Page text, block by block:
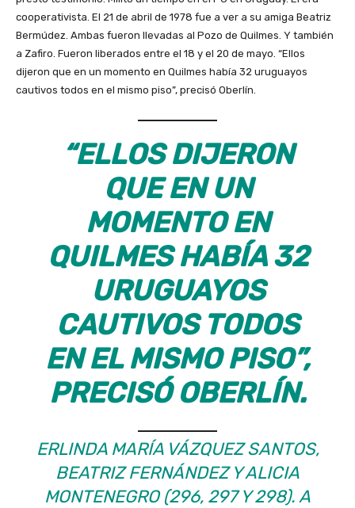
cooperativista. El 21 de abril de 1978 fue a ver a su amiga Beatriz
Bermúdez. Ambas fueron llevadas al Pozo de Quilmes. Y también
a Zafiro. Fueron liberados entre el 18 y el 20 de mayo. “Ellos
dijeron que en un momento en Quilmes había 32 uruguayos
cautivos todos en el mismo piso”, precisó Oberlín.
“ELLOS DIJERON
QUE EN UN
MOMENTO EN
QUILMES HABÍA 32
URUGUAYOS
CAUTIVOS TODOS
EN EL MISMO PISO”,
PRECISÓ OBERLÍN.
ERLINDA MARÍA VÁZQUEZ SANTOS,
BEATRIZ FERNÁNDEZ Y ALICIA
MONTENEGRO (296, 297 Y 298). A